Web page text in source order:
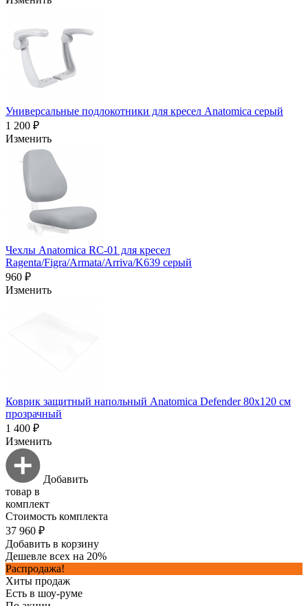
Универсальные подлокотники для кресел Anatomica серый
1 200 ₽
Изменить
Чехлы Anatomica RC-01 для кресел
Ragenta/Figra/Armata/Arriva/K639 серый
960 ₽
Изменить
Коврик защитный напольный Anatomica Defender 80х120 см
прозрачный
1 400 ₽
Изменить
Добавить
товар в
комплект
Стоимость комплекта
37 960 ₽
Добавить в корзину
Дешевле всех на 20%
Распродажа!
Хиты продаж
Есть в шоу-руме